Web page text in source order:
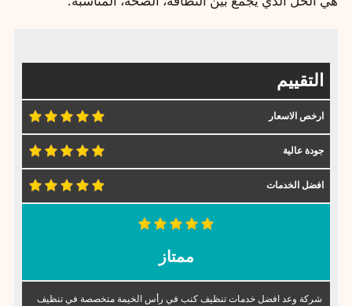
التقييم
ارخص الاسعار
جودة عالية
افضل الخدمات
ممتاز
شركة وعد افضل خدمات تنظيف كنب في رأس الخيمة متخصصة في تنظيف